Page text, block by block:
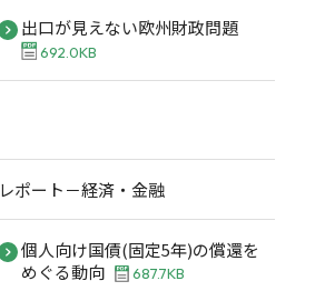
出口が見えない欧州財政問題
692.0KB
レポート－経済・金融
個人向け国債(固定5年)の償還を
めぐる動向
687.7KB